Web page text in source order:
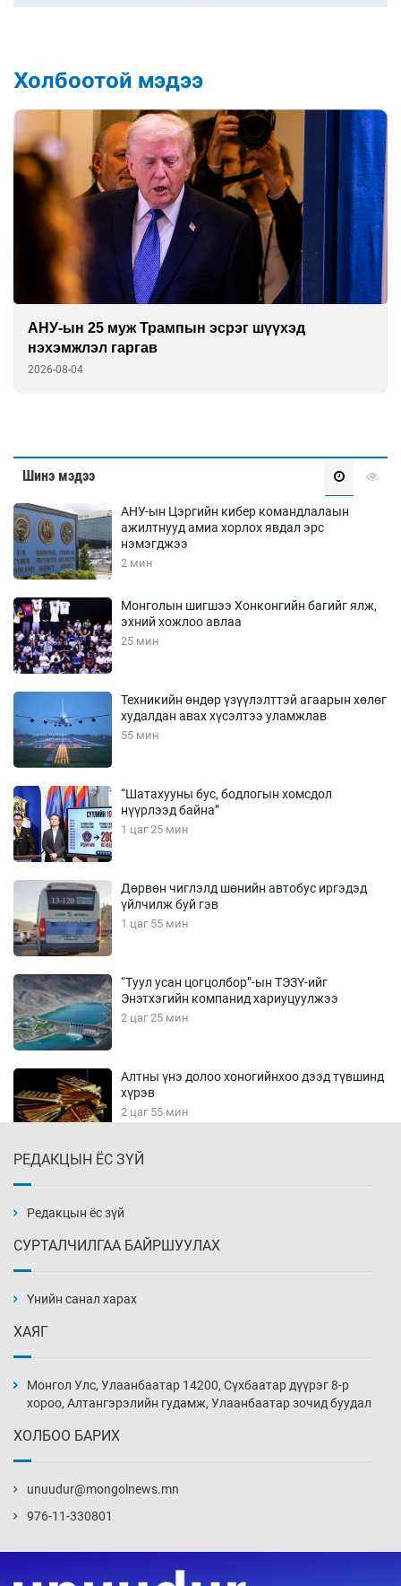
Холбоотой мэдээ
АНУ-ын 25 муж Трампын эсрэг шүүхэд
нэхэмжлэл гаргав
2026-08-04
Шинэ мэдээ
АНУ-ын Цэргийн кибер командлалаын
ажилтнууд амиа хорлох явдал эрс
нэмэгджээ
2 мин
Монголын шигшээ Хонконгийн багийг ялж,
эхний хожлоо авлаа
25 мин
Техникийн өндөр үзүүлэлттэй агаарын хөлөг
худалдан авах хүсэлтээ уламжлав
55 мин
“Шатахууны бус, бодлогын хомсдол
нүүрлээд байна”
1 цаг 25 мин
Дөрвөн чиглэлд шөнийн автобус иргэдэд
үйлчилж буй гэв
1 цаг 55 мин
“Туул усан цогцолбор”-ын ТЭЗҮ-ийг
Энэтхэгийн компанид хариуцуулжээ
2 цаг 25 мин
Алтны үнэ долоо хоногийнхоо дээд түвшинд
хүрэв
2 цаг 55 мин
3 цаг 25 мин
3 цаг 55 мин
4 цаг 25 мин
4 цаг 55 мин
дарамтад оров
РЕДАКЦЫН ЁС ЗҮЙ
Редакцын ёс зүй
СУРТАЛЧИЛГАА БАЙРШУУЛАХ
Үнийн санал харах
ХАЯГ
Монгол Улс, Улаанбаатар 14200, Сүхбаатар дүүрэг 8-р
хороо, Алтангэрэлийн гудамж, Улаанбаатар зочид буудал
ХОЛБОО БАРИХ
unuudur@mongolnews.mn
976-11-330801